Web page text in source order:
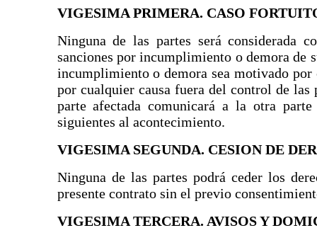
VIGESIMA PRIMERA. CASO
Ninguna de las partes será considerada
sanciones por incumplimiento o demora de
incumplimiento o demora sea motivado
por cualquier causa fuera del control de
parte afectada comunicará a la otra
siguientes al acontecimiento.
VIGESIMA SEGUNDA. CESION DE
Ninguna de las partes podrá ceder los
presente contrato sin el previo
VIGESIMA TERCERA. AVISOS Y